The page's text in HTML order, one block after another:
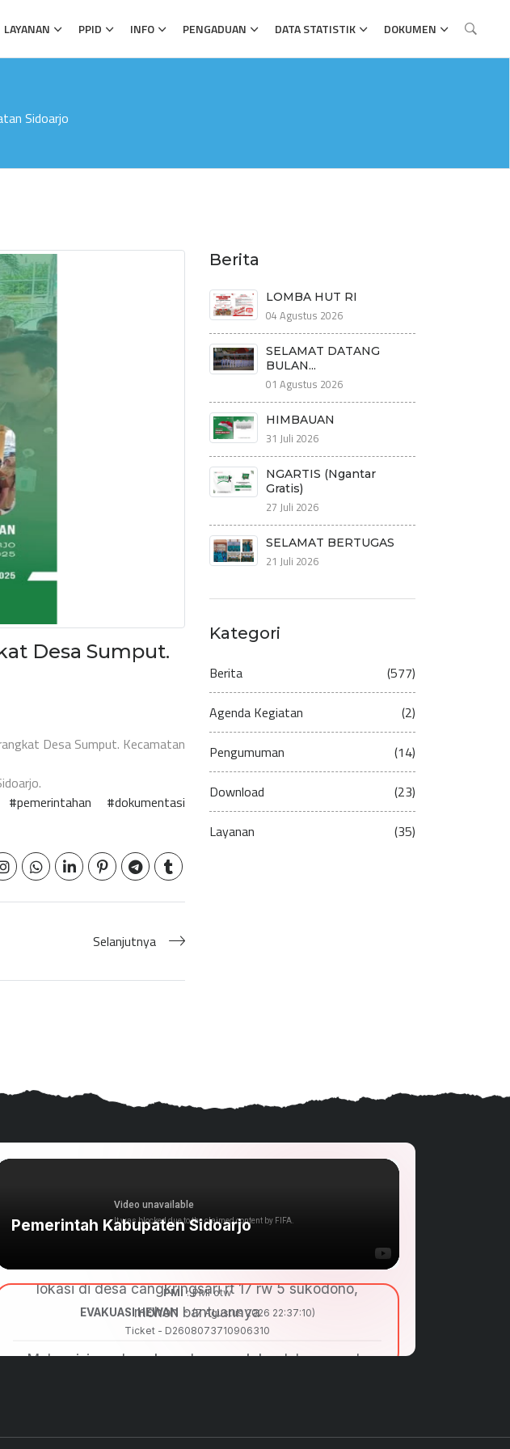
LAYANAN PPID INFO PENGADUAN DATA STATISTIK DOKUMEN
Sidoarjo
Desa Sumput.
Desa Sumput. Kecamatan
#pemerintahan
#dokumentasi
Selanjutnya
Berita
LOMBA HUT RI
04 Agustus 2026
SELAMAT DATANG
BULAN...
01 Agustus 2026
HIMBAUAN
31 Juli 2026
NGARTIS (Ngantar
Gratis)
27 Juli 2026
SELAMAT BERTUGAS
21 Juli 2026
Kategori
Berita (577)
Agenda Kegiatan (2)
Pengumuman (14)
Download (23)
Layanan (35)